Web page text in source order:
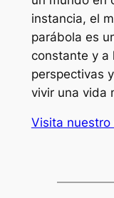
instancia, el
parábola es
constante y a
perspectivas
vivir una vida
Visita nuestro